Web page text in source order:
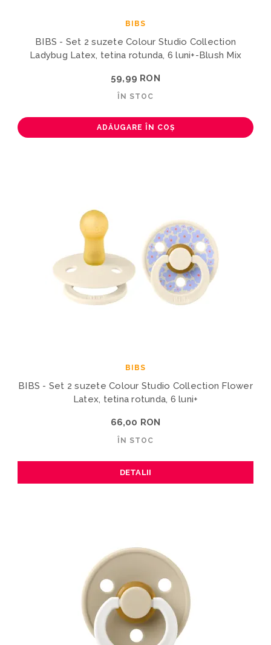
BIBS
BIBS - Set 2 suzete Colour Studio Collection
Ladybug Latex, tetina rotunda, 6 luni+-Blush Mix
59,99 RON
ÎN STOC
ADĂUGARE ÎN COȘ
BIBS
BIBS - Set 2 suzete Colour Studio Collection Flower
Latex, tetina rotunda, 6 luni+
66,00 RON
ÎN STOC
DETALII